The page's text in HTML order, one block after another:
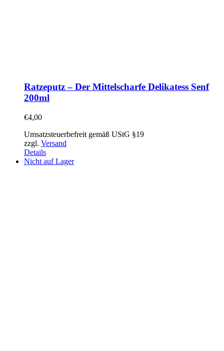
Ratzeputz – Der Mittelscharfe Delikatess Senf
200ml
€4,00
Umsatzsteuerbefreit gemäß UStG §19
zzgl. Versand
Details
Nicht auf Lager